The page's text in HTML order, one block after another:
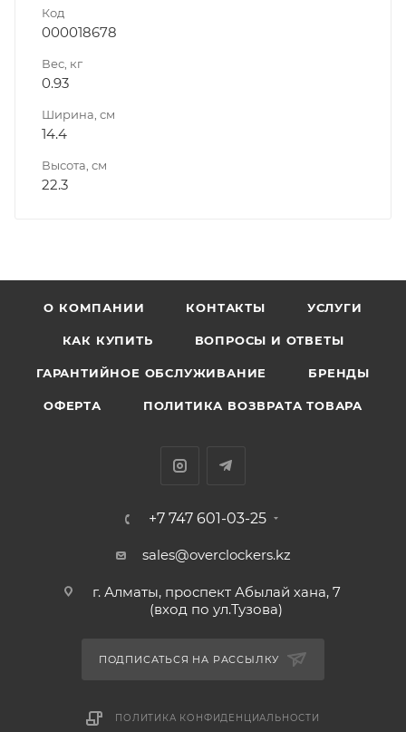
Код
000018678
Вес, кг
0.93
Ширина, см
14.4
Высота, см
22.3
О КОМПАНИИ КОНТАКТЫ УСЛУГИ
КАК КУПИТЬ ВОПРОСЫ И ОТВЕТЫ
ГАРАНТИЙНОЕ ОБСЛУЖИВАНИЕ БРЕНДЫ
ОФЕРТА ПОЛИТИКА ВОЗВРАТА ТОВАРА
+7 747 601-03-25
sales@overclockers.kz
г. Алматы, проспект Абылай хана, 7
(вход по ул.Тузова)
ПОДПИСАТЬСЯ НА РАССЫЛКУ
ПОЛИТИКА КОНФИДЕНЦИАЛЬНОСТИ